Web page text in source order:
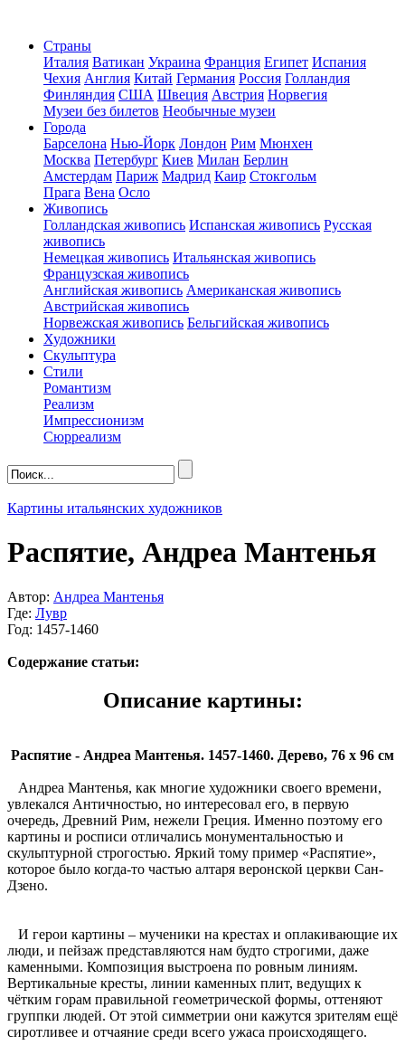
Страны
Италия Ватикан Украина Франция Египет Испания
Чехия Англия Китай Германия Россия Голландия
Финляндия США Швеция Австрия Норвегия
Музеи без билетов Необычные музеи
Города
Барселона Нью-Йорк Лондон Рим Мюнхен
Москва Петербург Киев Милан Берлин
Амстердам Париж Мадрид Каир Стокгольм
Прага Вена Осло
Живопись
Голландская живопись Испанская живопись Русская
живопись
Немецкая живопись Итальянская живопись
Французская живопись
Английская живопись Американская живопись
Австрийская живопись
Норвежская живопись Бельгийская живопись
Художники
Скульптура
Стили
Романтизм
Реализм
Импрессионизм
Сюрреализм
Картины итальянских художников
Распятие, Андреа Мантенья
Автор: Андреа Мантенья
Где: Лувр
Год: 1457-1460
Содержание статьи:
Описание картины:
Распятие - Андреа Мантенья. 1457-1460. Дерево, 76 х 96 см
Андреа Мантенья, как многие художники своего времени,
увлекался Античностью, но интересовал его, в первую
очередь, Древний Рим, нежели Греция. Именно поэтому его
картины и росписи отличались монументальностью и
скульптурной строгостью. Яркий тому пример «Распятие»,
которое было когда-то частью алтаря веронской церкви Сан-
Дзено.
И герои картины – мученики на крестах и оплакивающие их
люди, и пейзаж представляются нам будто строгими, даже
каменными. Композиция выстроена по ровным линиям.
Вертикальные кресты, линии каменных плит, ведущих к
чётким горам правильной геометрической формы, оттеняют
группки людей. От этой симметрии они кажутся зрителям ещё
сиротливее и отчаяние среди всего ужаса происходящего.